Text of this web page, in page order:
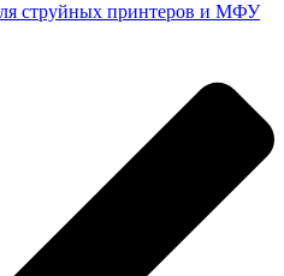
струйных принтеров и МФУ